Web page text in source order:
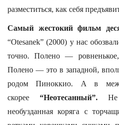
разместиться, как себя
Самый жестокий фильм
“Otesanek” (2000) у нас
точно. Полено — ровненькое,
Полено — это в западной,
родом Пиноккио. А в
скорее“Неотесанный”. Не
необузданная коряга с